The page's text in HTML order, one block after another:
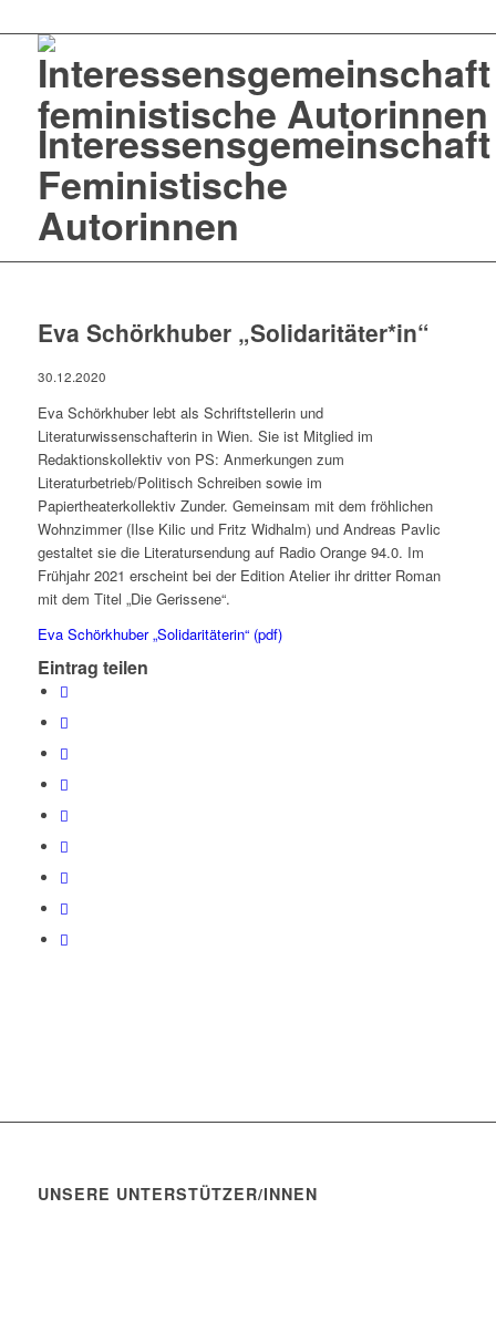
Interessensgemeinschaft
Feministische
Autorinnen
Eva Schörkhuber „Solidaritäter*in“
30.12.2020
Eva Schörkhuber lebt als Schriftstellerin und
Literaturwissenschafterin in Wien. Sie ist Mitglied im
Redaktionskollektiv von PS: Anmerkungen zum
Literaturbetrieb/Politisch Schreiben sowie im
Papiertheaterkollektiv Zunder. Gemeinsam mit dem fröhlichen
Wohnzimmer (Ilse Kilic und Fritz Widhalm) und Andreas Pavlic
gestaltet sie die Literatursendung auf Radio Orange 94.0. Im
Frühjahr 2021 erscheint bei der Edition Atelier ihr dritter Roman
mit dem Titel „Die Gerissene“.
Eva Schörkhuber „Solidaritäterin“ (pdf)
Eintrag teilen
UNSERE UNTERSTÜTZER/INNEN